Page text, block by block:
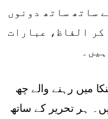
ساتھ ساتھ دونوں
الفاظ، عبارات
میں رہنے والے چھ
ہر تحریر کے ساتھ